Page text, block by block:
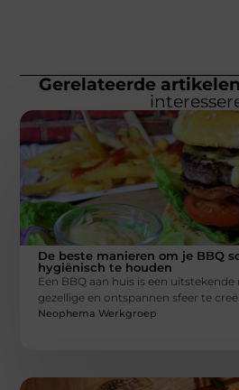
Gerelateerde artikelen
De beste manieren om je BBQ
hygiënisch te houden
Een BBQ aan huis is een
gezellige en ontspannen sfeer te
Neophema Werkgroep